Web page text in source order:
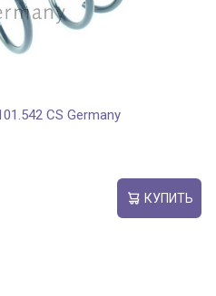
CS Germany
КУПИТЬ